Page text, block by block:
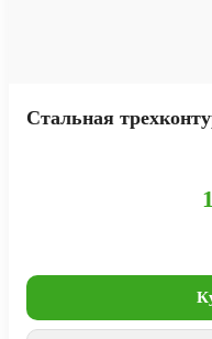
Стальная